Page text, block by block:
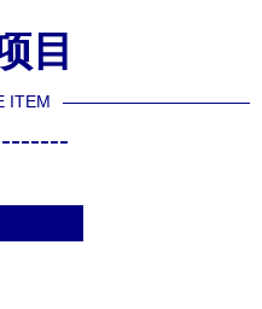
目
ITEM